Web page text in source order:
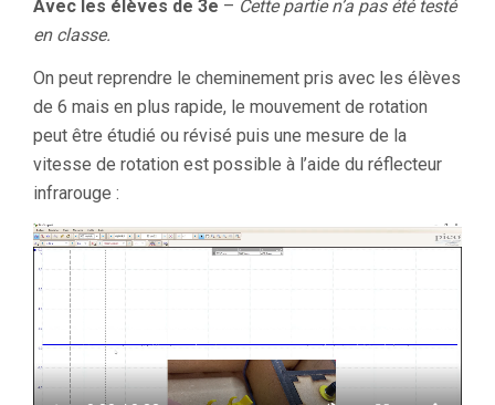
Avec les élèves de 3e – Cette partie n’a pas été testé
en classe.
On peut reprendre le cheminement pris avec les élèves
de 6 mais en plus rapide, le mouvement de rotation
peut être étudié ou révisé puis une mesure de la
vitesse de rotation est possible à l’aide du réflecteur
infrarouge :